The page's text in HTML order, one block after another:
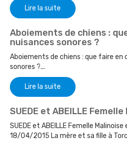
Lire la suite
Aboiements de chiens :
nuisances sonores ?
Aboiements de chiens : que faire en
sonores ?...
Lire la suite
SUEDE et ABEILLE
SUEDE et ABEILLE Femelle
18/04/2015 La mère et sa fille à